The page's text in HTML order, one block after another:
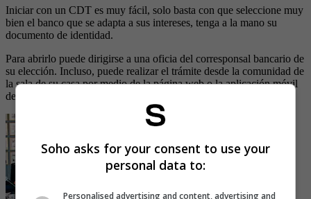
Iniciar con un CDT es muy fácil, solo basta con que seleccione muy
bien el banco que se adapta a sus intereses, tenga a la mano su
documento de identidad.
Para abrirlo puede dirigirse a una oficia del corresponsal bancario de
su elección. Incluso, puede realizar el trámite desde la comunidad de
la sala de su casa por medio de la página web o la aplicación móvil
del banco.
Soho asks for your consent to use your
personal data to:
Personalised advertising and content, advertising and